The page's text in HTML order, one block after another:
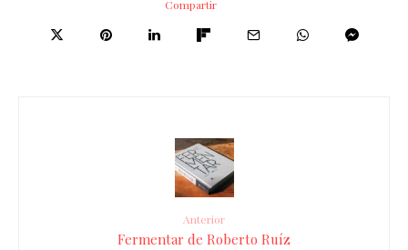
Compartir
Anterior
Fermentar de Roberto Ruíz